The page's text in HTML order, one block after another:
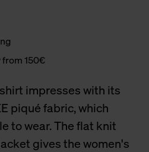
from 150€
impresses with its
piqué fabric, which
to wear. The flat knit
gives the women's